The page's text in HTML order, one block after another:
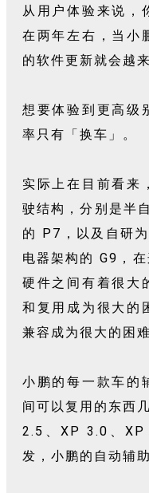
从用户体验来说，
在两年左右，当小
的软件更新就会越
想要体验到更高级
率只有「换车」。
实际上在目前看来
驶结构，分别是半
的 P7，以及自研
电器架构的 G9，
硬件之间有着很大
和复用成为很大的
兼容成为很大的困难
小鹏的每一款车的
间可以复用的东西
2.5、XP 3.0、
发，小鹏的自动辅